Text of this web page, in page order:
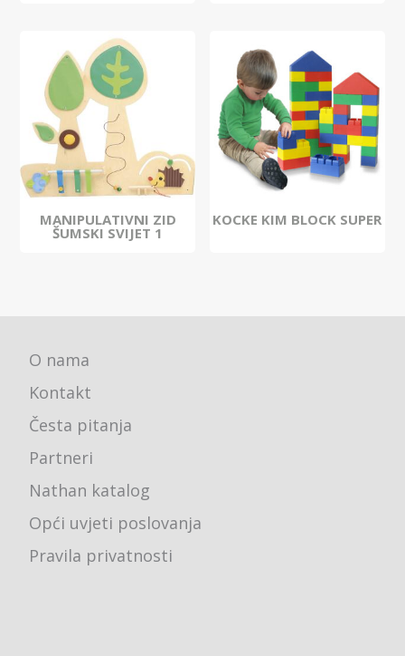
MANIPULATIVNI ZID
ŠUMSKI SVIJET 1
KOCKE KIM BLOCK SUPER
O nama
Kontakt
Česta pitanja
Partneri
Nathan katalog
Opći uvjeti poslovanja
Pravila privatnosti